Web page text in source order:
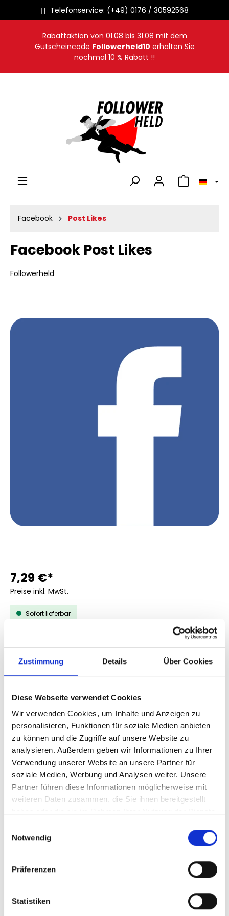
Zustimmung Details Über Cookies
Diese Webseite verwendet Cookies
Wir verwenden Cookies, um Inhalte und Anzeigen zu
personalisieren, Funktionen für soziale Medien anbieten
zu können und die Zugriffe auf unsere Website zu
analysieren. Außerdem geben wir Informationen zu Ihrer
Verwendung unserer Website an unsere Partner für
soziale Medien, Werbung und Analysen weiter. Unsere
Partner führen diese Informationen möglicherweise mit
weiteren Daten zusammen, die Sie ihnen bereitgestellt
Notwendig
Präferenzen
Statistiken
springenTelefonservice: (+49) 0176 / 30592568
Rabattaktion von 01.08 bis 31.08 mit dem
Gutscheincode Followerheld10 erhalten Sie
nochmal 10 % Rabatt !!
Warenkorb
Facebook Post Likes
Facebook Post Likes
Followerheld
7,29 €*
Preise inkl. MwSt.
Sofort lieferbar
MENGEAUSWÄHLEN
500
2.000 3.000
5.000
LINK
Produkt Anzahl: Gib den